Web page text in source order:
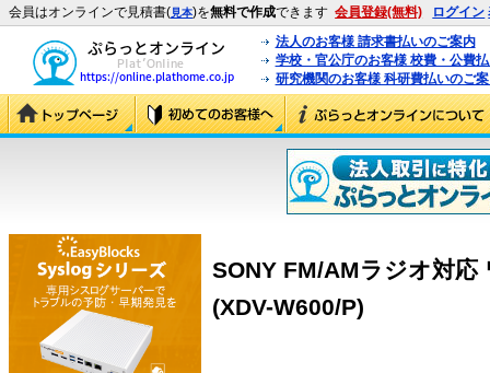
会員はオンラインで見積書(見本)を無料で作成できます 会員登録(無料) ログイン
法人のお客様 請求書払いのご案内
学校・官公庁のお客様 校費・公費
研究機関のお客様 科研費払いのご
SONY FM/AMラジオ対
(XDV-W600/P)